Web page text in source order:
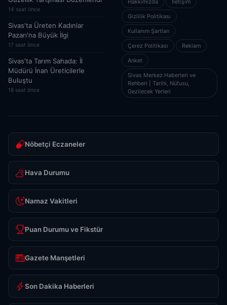
14 saat önce
Sivas'ta Üreten Kadınlar
Pazarı'na Büyük İlgi
17 saat önce
Sivas'ta Tarım Sahada: İl
Müdürü İnan Üreticilerle
Buluştu
18 saat önce
Hakkımızda İletişim
Gizlilik Politikası
Kullanım Şartları
Çerez Politikası Reklam
Anket
Sivas Merkez Haberleri ve
Rehberi | Tarihi, Nüfusu,
Gezilecek Yerleri
Nöbetçi Eczaneler
Hava Durumu
Namaz Vakitleri
Puan Durumu ve Fikstür
Gazete Manşetleri
Son Dakika Haberleri